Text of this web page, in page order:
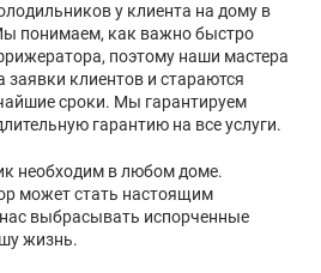
у клиента на дому в
понимаем, как важно быстро
поэтому наши мастера
заявки клиентов и стараются
сроки. Мы гарантируем
гарантию на все услуги.
необходим в любом доме.
может стать настоящим
выбрасывать испорченные
жизнь.